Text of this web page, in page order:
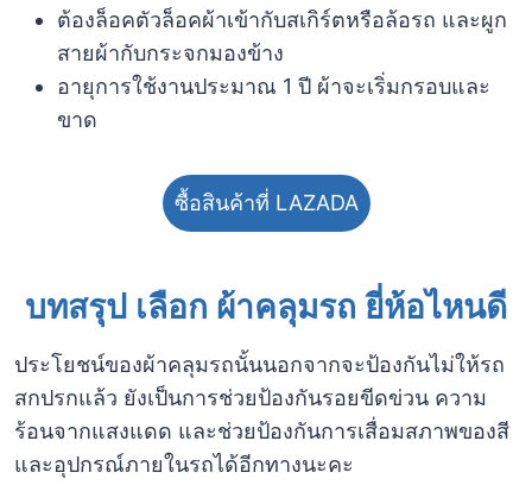
ต้องล็อคตัวล็อคผ้าเข้ากับสเกิร์ตหรือล้อรถ และผูก
สายผ้ากับกระจกมองข้าง
อายุการใช้งานประมาณ 1 ปี ผ้าจะเริ่มกรอบและ
ขาด
ซื้อสินค้าที่ LAZADA
บทสรุป เลือก ผ้าคลุมรถ ยี่ห้อไหนดี
ประโยชน์ของผ้าคลุมรถนั้นนอกจากจะป้องกันไม่ให้รถ
สกปรกแล้ว ยังเป็นการช่วยป้องกันรอยขีดข่วน ความ
ร้อนจากแสงแดด และช่วยป้องกันการเสื่อมสภาพของสี
และอุปกรณ์ภายในรถได้อีกทางนะคะ